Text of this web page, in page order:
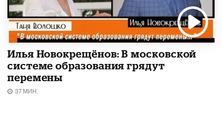
Илья Новокрещёнов: В московской
системе образования грядут
перемены
37 МИН.